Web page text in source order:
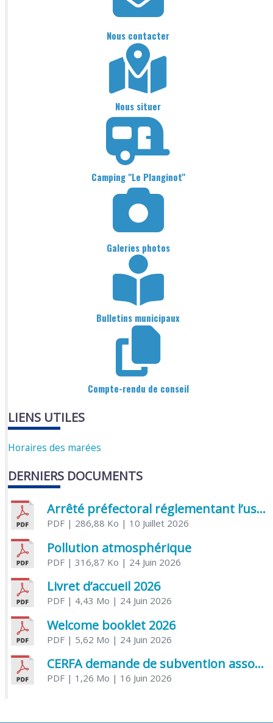
Nous contacter
Nous situer
Camping "Le Planginot"
Galeries photos
Bulletins municipaux
Compte-rendu de conseil
LIENS UTILES
Horaires des marées
DERNIERS DOCUMENTS
Arrêté préfectoral réglementant l’usage de l’eau
PDF| 286,88 Ko | 10 Juillet 2026
Pollution atmosphérique
PDF| 316,87 Ko | 24 Juin 2026
Livret d’accueil 2026
PDF| 4,43 Mo | 24 Juin 2026
Welcome booklet 2026
PDF| 5,62 Mo | 24 Juin 2026
CERFA demande de subvention association
PDF| 1,26 Mo | 16 Juin 2026